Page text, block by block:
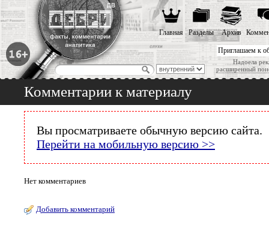
Приглашаем к
Надоела
расширенный
Главная Разделы Архив
Комментарии к материалу
Вы просматриваете обычную версию сайта.
Перейти на мобильную версию >>
Нет комментариев
Добавить комментарий